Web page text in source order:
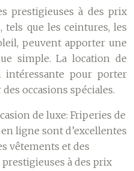
prestigieuses à des prix
tels que les ceintures, les
peuvent apporter une
simple. La location de
pour porter
occasions spéciales.
de luxe: Friperies de
ligne sont d’excellentes
vêtements et des
prestigieuses à des prix